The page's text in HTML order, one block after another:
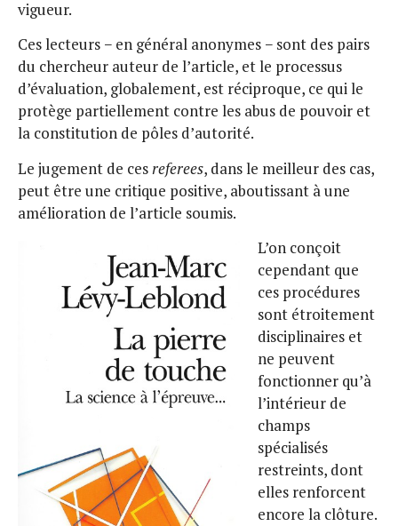
vigueur.
Ces lecteurs − en général anonymes − sont des pairs
du chercheur auteur de l’article, et le processus
d’évaluation, globalement, est réciproque, ce qui le
protège partiellement contre les abus de pouvoir et
la constitution de pôles d’autorité.
Le jugement de cesreferees, dans le meilleur des cas,
peut être une critique positive, aboutissant à une
amélioration de l’article soumis.
L’on conçoit
cependant que
ces procédures
sont étroitement
disciplinaires et
ne peuvent
fonctionner qu’à
l’intérieur de
champs
spécialisés
restreints, dont
elles renforcent
encore la clôture.